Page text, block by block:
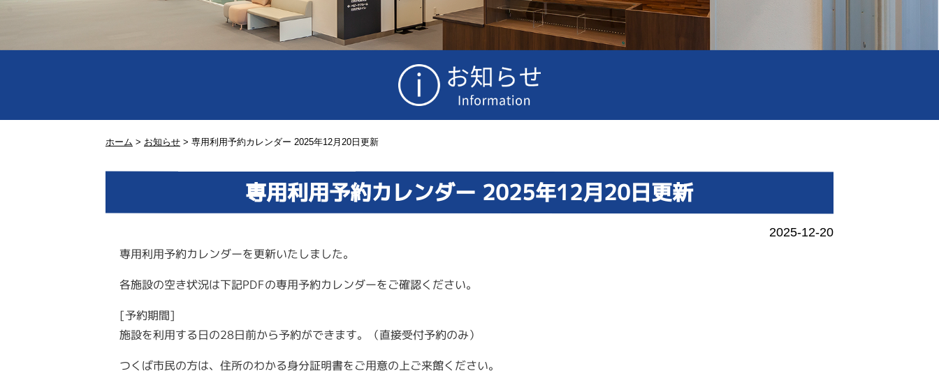
ホーム > お知らせ > 専用利用予約カレンダー 2025年12月20日更新
専用利用予約カレンダー 2025年12月20日更新
2025-12-20
専用利用予約カレンダーを更新いたしました。
各施設の空き状況は下記PDFの専用予約カレンダーをご確認ください。
[予約期間]
施設を利用する日の28日前から予約ができます。（直接受付予約のみ）
つくば市民の方は、住所のわかる身分証明書をご用意の上ご来館ください。